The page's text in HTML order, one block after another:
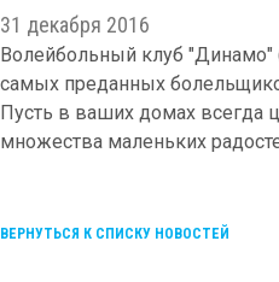
31 декабря 2016
Волейбольный клуб "Динамо"
самых преданных
Пусть в ваших домах всегда
множества маленьких
ВЕРНУТЬСЯ К СПИСКУ НОВОСТЕЙ